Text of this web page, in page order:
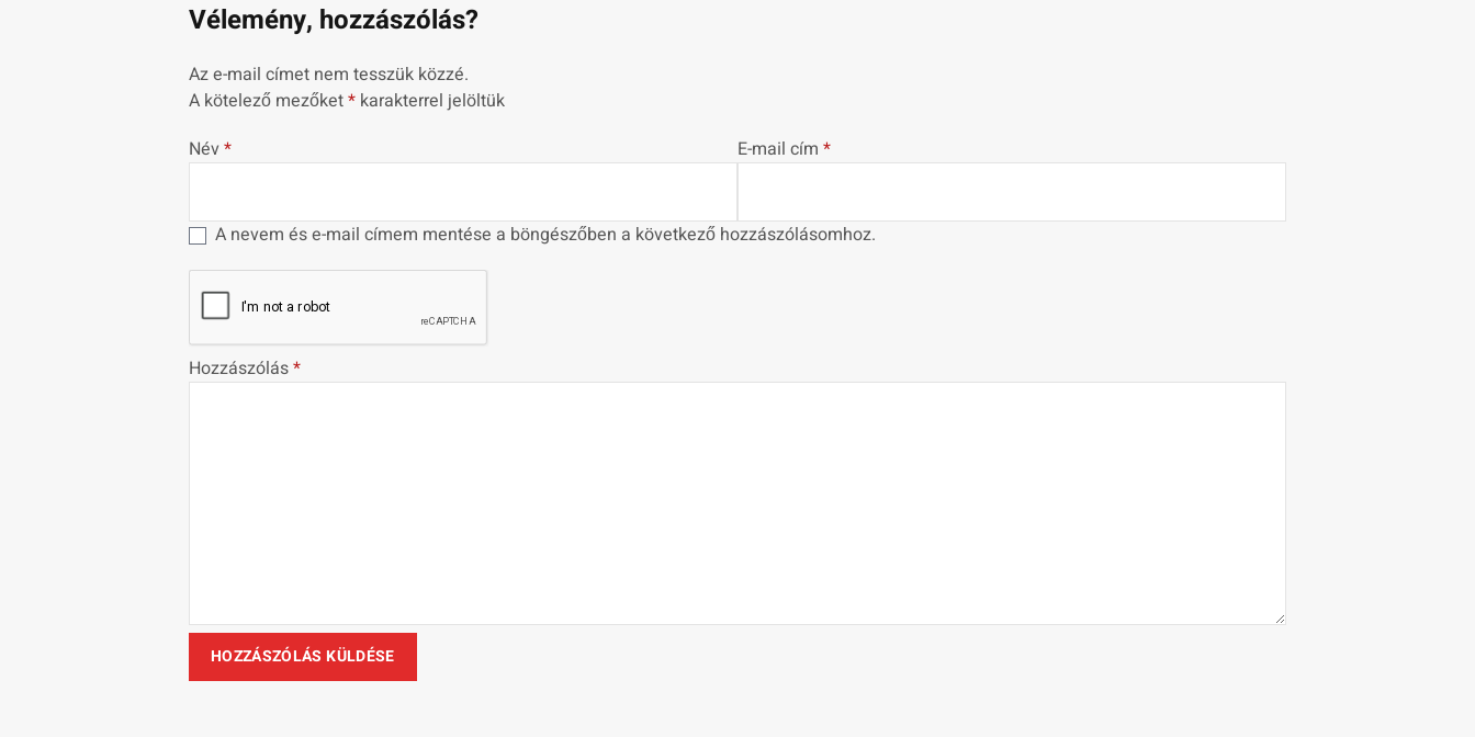
Vélemény, hozzászólás?
Az e-mail címet nem tesszük közzé.
A kötelező mezőket* karakterrel jelöltük
Név* E-mail cím *
A nevem és e-mail címem mentése a böngészőben a következő hozzászólásomhoz.
Hozzászólás*